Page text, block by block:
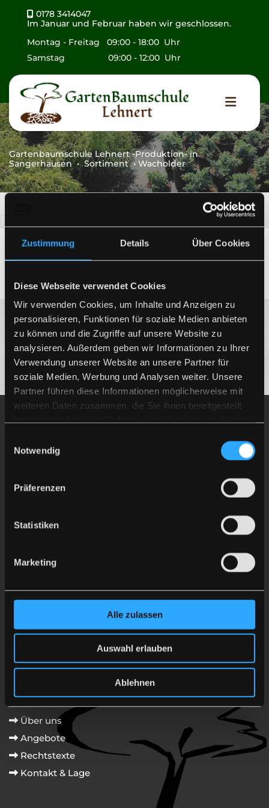
Zustimmung Details Über Cookies
Diese Webseite verwendet Cookies
Wir verwenden Cookies, um Inhalte und Anzeigen zu
personalisieren, Funktionen für soziale Medien anbieten
zu können und die Zugriffe auf unsere Website zu
analysieren. Außerdem geben wir Informationen zu Ihrer
Verwendung unserer Website an unsere Partner für
soziale Medien, Werbung und Analysen weiter. Unsere
Partner führen diese Informationen möglicherweise mit
weiteren Daten zusammen, die Sie ihnen bereitgestellt
Notwendig
Präferenzen
Statistiken
Marketing
Alle zulassen
Auswahl erlauben
Ablehnen
Zum Inhalt springen
 0178 3414047
Im Januar und Februar haben wir geschlossen.
Montag - Freitag 09:00 - 18:00 Uhr
Samstag 09:00 - 12:00 Uhr
Wacholder
Gartenbaumschule Lehnert -Produktion- in
Sangerhausen • Sortiment • Wacholder
Wacholder
Gartenbaumschule Lehnert -Produktion-
06526 Sangerhausen
Kontakt
 0178 3414047
 Schreiben Sie unsper WhatsApp
 Home
Sortiment
 Über uns
 Angebote
 Rechtstexte
 Kontakt & Lage